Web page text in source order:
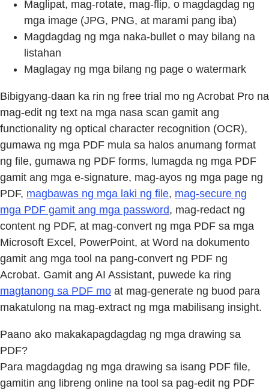
Maglipat, mag-rotate, mag-flip, o magdagdag ng
mga image (JPG, PNG, at marami pang iba)
Magdagdag ng mga naka-bullet o may bilang na
listahan
Maglagay ng mga bilang ng page o watermark
Bibigyang-daan ka rin ng free trial mo ng Acrobat Pro na
mag-edit ng text na mga nasa scan gamit ang
functionality ng optical character recognition (OCR),
gumawa ng mga PDF mula sa halos anumang format
ng file, gumawa ng PDF forms, lumagda ng mga PDF
gamit ang mga e-signature, mag-ayos ng mga page ng
PDF, magbawas ng mga laki ng file, mag-secure ng
mga PDF gamit ang mga password, mag-redact ng
content ng PDF, at mag-convert ng mga PDF sa mga
Microsoft Excel, PowerPoint, at Word na dokumento
gamit ang mga tool na pang-convert ng PDF ng
Acrobat. Gamit ang AI Assistant, puwede ka ring
magtanong sa PDF mo at mag-generate ng buod para
makatulong na mag-extract ng mga mabilisang insight.
Paano ako makakapagdagdag ng mga drawing sa
PDF?
Para magdagdag ng mga drawing sa isang PDF file,
gamitin ang libreng online na tool sa pag-edit ng PDF